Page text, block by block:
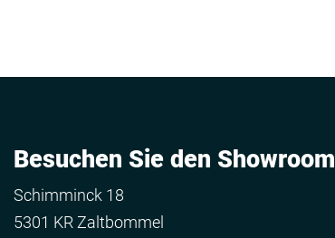
Besuchen Sie den Showroom
Schimminck 18
5301 KR Zaltbommel